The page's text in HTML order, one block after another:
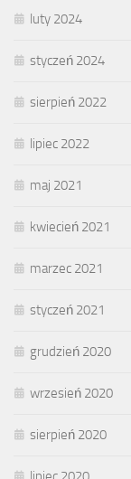
luty 2024
styczeń 2024
sierpień 2022
lipiec 2022
maj 2021
kwiecień 2021
marzec 2021
styczeń 2021
grudzień 2020
wrzesień 2020
sierpień 2020